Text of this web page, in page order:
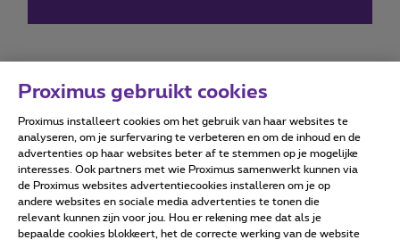
Forumvoorwaarden Accessibility statement
Alle rechten voorbehouden. © Proximus
Proximus gebruikt cookies
Proximus installeert cookies om het gebruik van haar websites te
analyseren, om je surfervaring te verbeteren en om de inhoud en de
advertenties op haar websites beter af te stemmen op je mogelijke
interesses. Ook partners met wie Proximus samenwerkt kunnen via
de Proximus websites advertentiecookies installeren om je op
andere websites en sociale media advertenties te tonen die
relevant kunnen zijn voor jou. Hou er rekening mee dat als je
bepaalde cookies blokkeert, het de correcte werking van de website